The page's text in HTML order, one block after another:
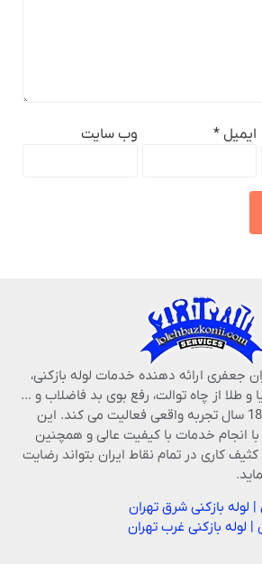
ایمیل * وب‌ سایت
جعفری ارائه دهنده خدمات لوله بازکنی،
و طلا از چاه توالت، رفع بوی بد فاضلاب و …
می باشد که با بیش از 18 سال تجربه واقعی فعالیت می کند. این
با انجام خدمات با کیفیت عالی و همچنین
کاری در تمام نقاط ایران بتواند رضایت
| لوله بازکنی شرق تهران
| لوله بازکنی غرب تهران